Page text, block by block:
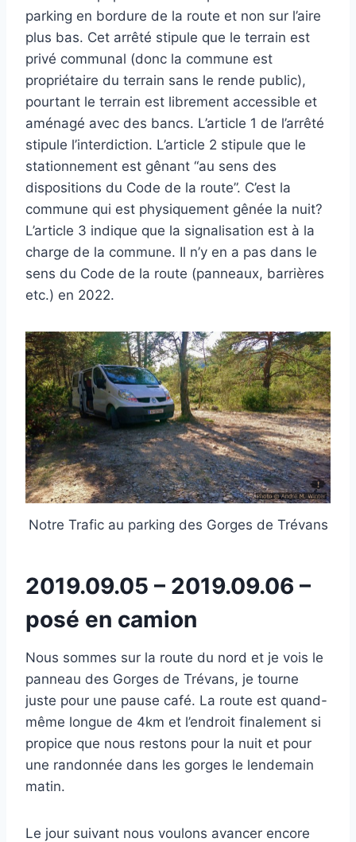
parking en bordure de la route et non sur l’aire
plus bas. Cet arrêté stipule que le terrain est
privé communal (donc la commune est
propriétaire du terrain sans le rende public),
pourtant le terrain est librement accessible et
aménagé avec des bancs. L’article 1 de l’arrêté
stipule l’interdiction. L’article 2 stipule que le
stationnement est gênant “au sens des
dispositions du Code de la route”. C’est la
commune qui est physiquement gênée la nuit?
L’article 3 indique que la signalisation est à la
charge de la commune. Il n’y en a pas dans le
sens du Code de la route (panneaux, barrières
etc.) en 2022.
Notre Trafic au parking des Gorges de Trévans
2019.09.05 – 2019.09.06 –
posé en camion
Nous sommes sur la route du nord et je vois le
panneau des Gorges de Trévans, je tourne
juste pour une pause café. La route est quand-
même longue de 4km et l’endroit finalement si
propice que nous restons pour la nuit et pour
une randonnée dans les gorges le lendemain
matin.
Le jour suivant nous voulons avancer encore